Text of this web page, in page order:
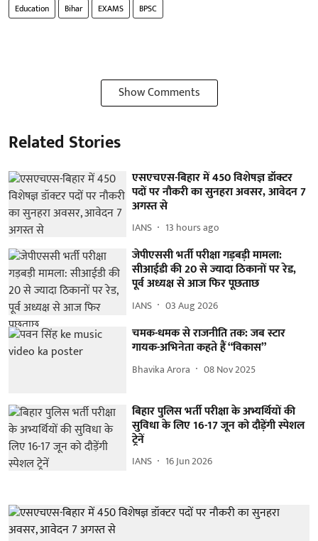
Education Bihar EXAMS BPSC
Show Comments
Related Stories
एसएचएस-बिहार में 450 विशेषज्ञ डॉक्टर
पदों पर नौकरी का सुनहरा अवसर, आवेदन 7
अगस्त से
IANS 13 hours ago
जेपीएससी भर्ती परीक्षा गड़बड़ी मामला:
सीआईडी की 20 से ज्यादा ठिकानों पर रेड,
पूर्व अध्यक्ष से आज फिर पूछताछ
IANS 03 Aug 2026
चमक-धमक से राजनीति तक: जब स्टार
गायक-अभिनेता कहते हैं “विकास”
Bhavika Arora 08 Nov 2025
बिहार पुलिस भर्ती परीक्षा के अभ्यर्थियों की
सुविधा के लिए 16-17 जून को दौड़ेंगी स्पेशल
ट्रेनें
IANS 16 Jun 2026